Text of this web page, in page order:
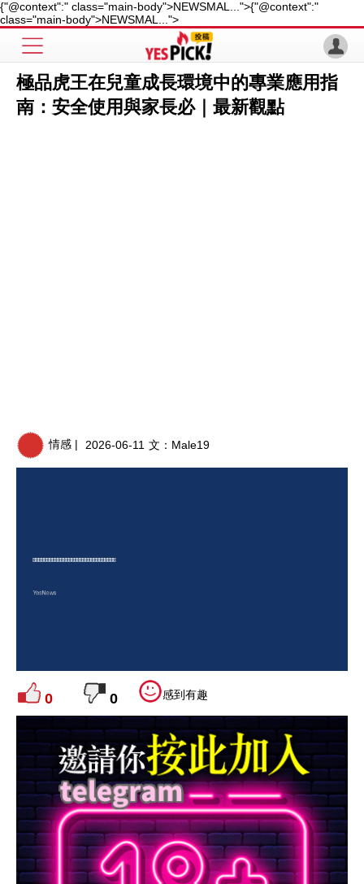
{"@context":" class="main-body">NEWSMAL...">{"@context":"
class="main-body">NEWSMAL...">
極品虎王在兒童成長環境中的專業應用指
南：安全使用與家長必｜最新觀點
情感 | 2026-06-11 文： Male19
0 0 感到有趣